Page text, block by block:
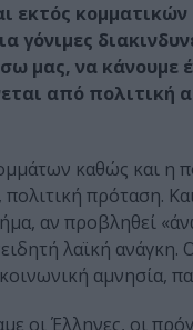
εκτός
μας, να κάνουμε
από
καθώς και η
πρόταση.
αν προβληθεί
λαϊκή
αμνησία,
οι Έλληνες, οι